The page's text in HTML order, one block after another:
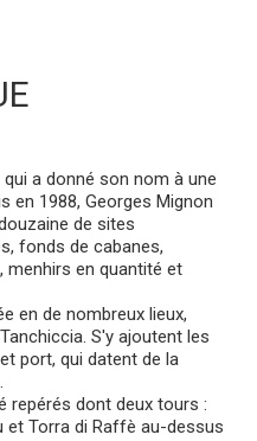
en 1988, Georges Mignon
de sites
fonds de cabanes,
menhirs en quantité et
en de nombreux lieux,
S'y ajoutent les
port, qui datent de la
repérés dont deux tours :
et Torra di Raffè au-dessus